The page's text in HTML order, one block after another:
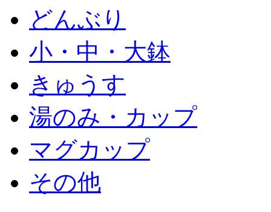
どんぶり
小・中・大鉢
きゅうす
湯のみ・カップ
マグカップ
その他